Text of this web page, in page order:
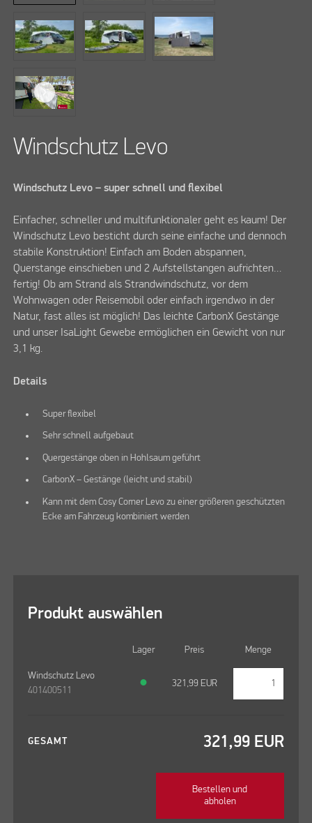
Windschutz Levo
Windschutz Levo – super schnell und flexibel
Einfacher, schneller und multifunktionaler geht es kaum! Der
Windschutz Levo besticht durch seine einfache und dennoch
stabile Konstruktion! Einfach am Boden abspannen,
Querstange einschieben und 2 Aufstellstangen aufrichten…
fertig! Ob am Strand als Strandwindschutz, vor dem
Wohnwagen oder Reisemobil oder einfach irgendwo in der
Natur, fast alles ist möglich! Das leichte CarbonX Gestänge
und unser IsaLight Gewebe ermöglichen ein Gewicht von nur
3,1 kg.
Details
Super flexibel
Sehr schnell aufgebaut
Quergestänge oben in Hohlsaum geführt
CarbonX – Gestänge (leicht und stabil)
Kann mit dem Cosy Corner Levo zu einer größeren geschützten
Ecke am Fahrzeug kombiniert werden
Produkt auswählen
Lager Preis Menge
Windschutz Levo
401400511
● 321,99 EUR
GESAMT 321,99 EUR
Bestellen und
abholen